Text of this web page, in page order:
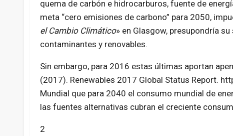
quema de carbón e hidrocarburos, fuente de
meta “cero emisiones de carbono” para 2050,
el Cambio Climático» en Glasgow, presupondría
contaminantes y renovables.
Sin embargo, para 2016 estas últimas aportan
(2017). Renewables 2017 Global Status Report.
Mundial que para 2040 el consumo mundial de
las fuentes alternativas cubran el creciente
2